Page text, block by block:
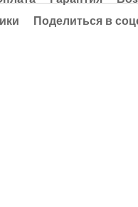
Поделиться в